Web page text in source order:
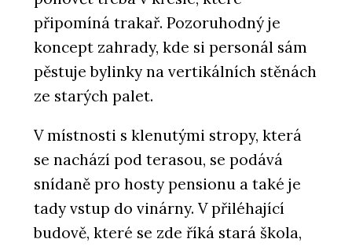
připomíná trakař. Pozoruhodný je
koncept zahrady, kde si personál sám
pěstuje bylinky na vertikálních stěnách
ze starých palet.
V místnosti s klenutými stropy, která
se nachází pod terasou, se podává
snídaně pro hosty pensionu a také je
tady vstup do vinárny. V přiléhající
budově, které se zde říká stará škola,